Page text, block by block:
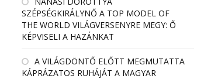
SZÉPSÉGKIRÁLYNŐ A TOP MODEL OF
THE WORLD VILÁGVERSENYRE MEGY: Ő
KÉPVISELI A HAZÁNKAT
A VILÁGDÖNTŐ ELŐTT MEGMUTATTA
KÁPRÁZATOS RUHÁJÁT A MAGYAR